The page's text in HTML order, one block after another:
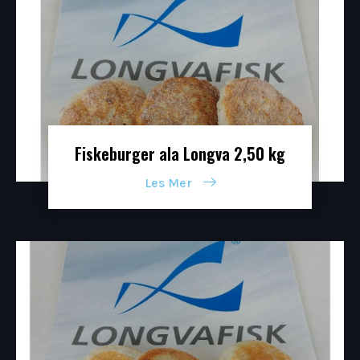
Fiskeburger ala Longva 2,50 kg
Les Mer